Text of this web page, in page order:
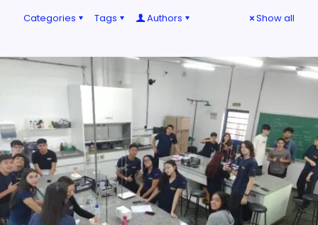
Categories Tags Authors Show all